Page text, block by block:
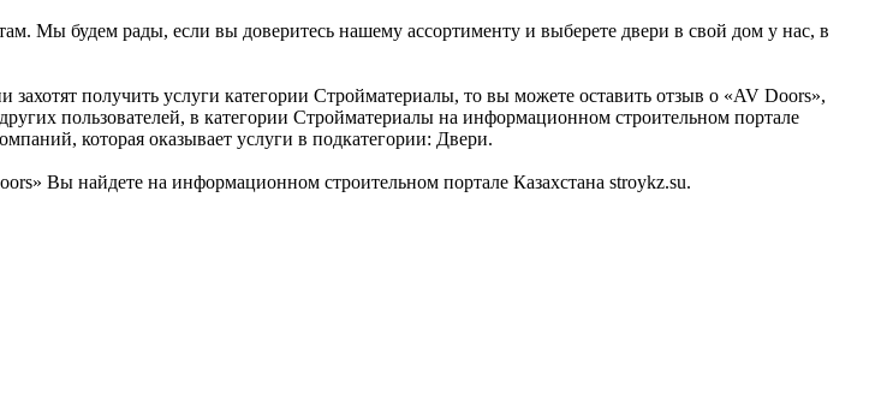
Мы будем рады, если вы доверитесь нашему ассортименту и выберете двери в свой дом у нас, в
получить услуги категории Стройматериалы, то вы можете оставить отзыв о «AV Doors»,
пользователей, в категории Стройматериалы на информационном строительном портале
которая оказывает услуги в подкатегории: Двери.
Вы найдете на информационном строительном портале Казахстана stroykz.su.